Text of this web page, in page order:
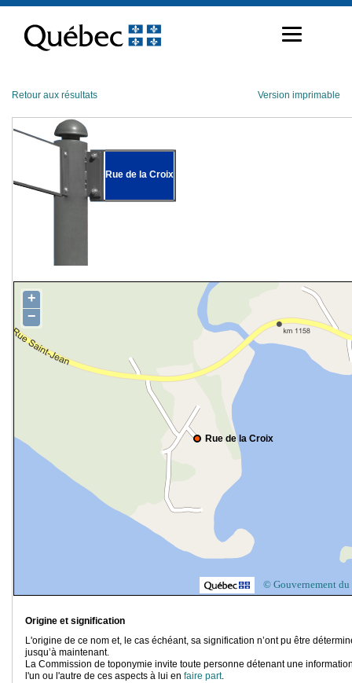
contenu
Retour aux résultats Version imprimable
Rue de la Croix
Rue de la Croix
+
−
© Gouvernement du
Origine et signification
L'origine de ce nom et, le cas échéant, sa signification n’ont pu être
jusqu’à maintenant.
La Commission de toponymie invite toute personne détenant une
l'un ou l'autre de ces aspects à lui en faire part.